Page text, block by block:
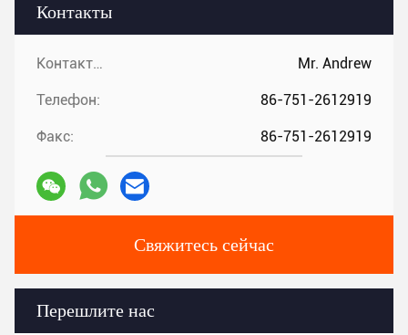
Контакты
Контакты: Mr. Andrew
Телефон: 86-751-2612919
Факс: 86-751-2612919
Свяжитесь сейчас
Перешлите нас